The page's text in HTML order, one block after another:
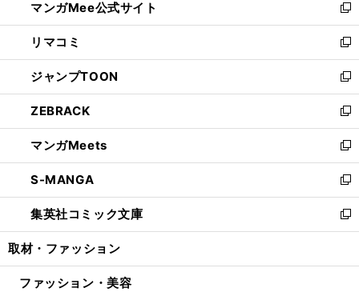
く
ド
ウ
で
開
く
ィ
ン
ド
ウ
で
開
く
い
ウ
ィ
ン
ド
ウ
で
開
く
マンガMee公式サイト
新
し
い
ウ
ィ
ン
ド
ウ
で
開
く
リマコミ
新
し
い
ウ
ィ
ン
ド
ウ
で
開
く
ジャンプTOON
新
し
い
ウ
ィ
ン
ド
ウ
で
開
ZEBRACK
新
し
い
ウ
ィ
ン
ド
ウ
開
マンガMeets
新
し
い
ウ
ィ
ン
ウ
S-MANGA
新
し
い
ウ
ン
集英社コミック文庫
新
し
ウ
取材・ファッション
ファッション・美容